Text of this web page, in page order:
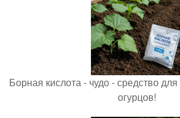
Борная кислота - чудо - средство
огурцов!